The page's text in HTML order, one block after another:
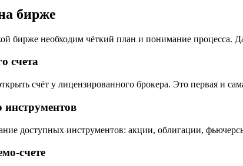
бирже
бирже необходим чёткий план и понимание процесса.
счета
счёт у лицензированного брокера. Это первая и
доступных инструментов: акции, облигации,
счете